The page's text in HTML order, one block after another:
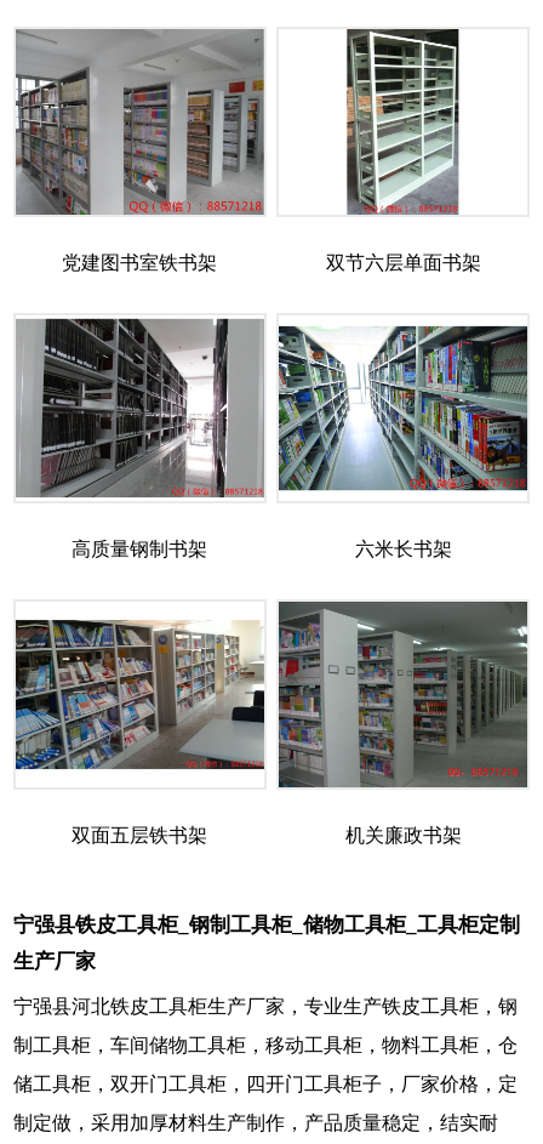
党建图书室铁书架 双节六层单面书架
高质量钢制书架 六米长书架
双面五层铁书架 机关廉政书架
宁强县铁皮工具柜_钢制工具柜_储物工具柜_工具柜定制
生产厂家
宁强县河北铁皮工具柜生产厂家，专业生产铁皮工具柜，钢
制工具柜，车间储物工具柜，移动工具柜，物料工具柜，仓
储工具柜，双开门工具柜，四开门工具柜子，厂家价格，定
制定做，采用加厚材料生产制作，产品质量稳定，结实耐